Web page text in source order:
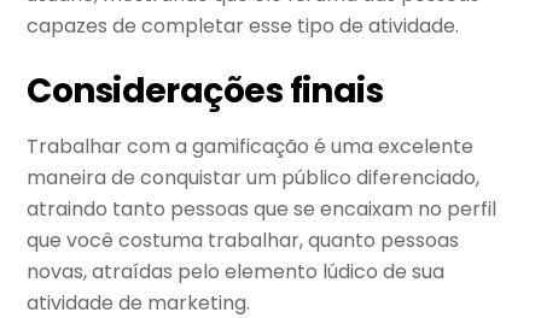
capazes de completar esse tipo de atividade.
Considerações finais
Trabalhar com a gamificação é uma excelente
maneira de conquistar um público diferenciado,
atraindo tanto pessoas que se encaixam no perfil
que você costuma trabalhar, quanto pessoas
novas, atraídas pelo elemento lúdico de sua
atividade de marketing.